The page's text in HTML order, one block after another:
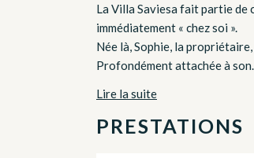
La Villa Saviesa fait partie de
immédiatement « chez soi ».
Née là, Sophie, la
Profondément attachée à son...
Lire la suite
PRESTATIONS